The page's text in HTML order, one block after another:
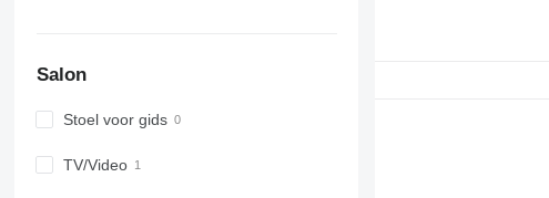
Salon
Stoel voor gids
TV/Video